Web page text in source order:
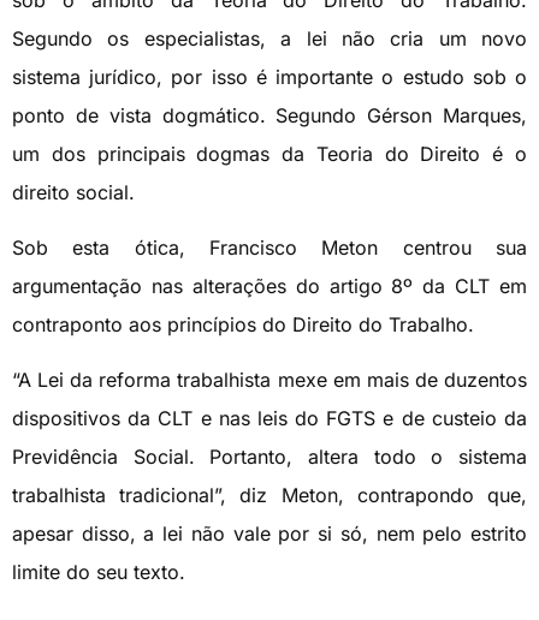
Segundo os especialistas, a lei não cria um novo
sistema jurídico, por isso é importante o estudo sob o
ponto de vista dogmático. Segundo Gérson Marques,
um dos principais dogmas da Teoria do Direito é o
direito social.
Sob esta ótica, Francisco Meton centrou sua
argumentação nas alterações do artigo 8º da CLT em
contraponto aos princípios do Direito do Trabalho.
“A Lei da reforma trabalhista mexe em mais de duzentos
dispositivos da CLT e nas leis do FGTS e de custeio da
Previdência Social. Portanto, altera todo o sistema
trabalhista tradicional”, diz Meton, contrapondo que,
apesar disso, a lei não vale por si só, nem pelo estrito
limite do seu texto.